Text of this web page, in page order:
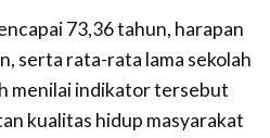
73,36 tahun, harapan
serta rata-rata lama sekolah
menilai indikator tersebut
kualitas hidup masyarakat